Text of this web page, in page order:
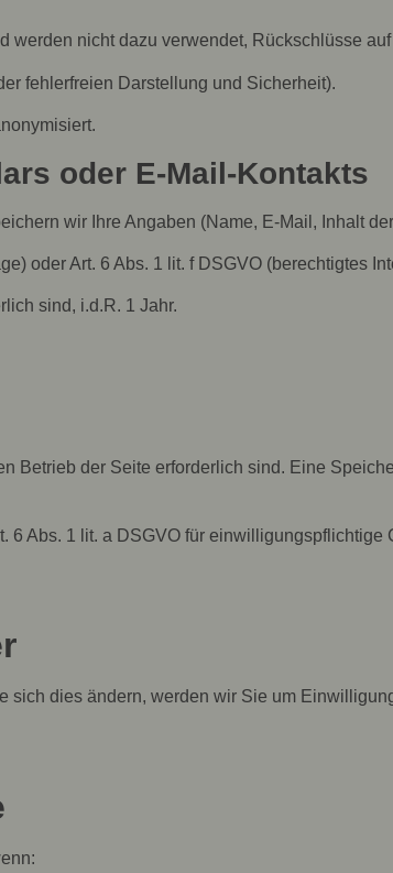
nicht dazu verwendet, Rückschlüsse
fehlerfreien Darstellung und Sicherheit).
oder E-Mail-Kontakts
wir Ihre Angaben (Name, E-Mail, Inhalt
oder Art. 6 Abs. 1 lit. f DSGVO (berechtigtes
sind, i.d.R. 1 Jahr.
Betrieb der Seite erforderlich sind. Eine
6 Abs. 1 lit. a DSGVO für einwilligungspflichtige
dies ändern, werden wir Sie um